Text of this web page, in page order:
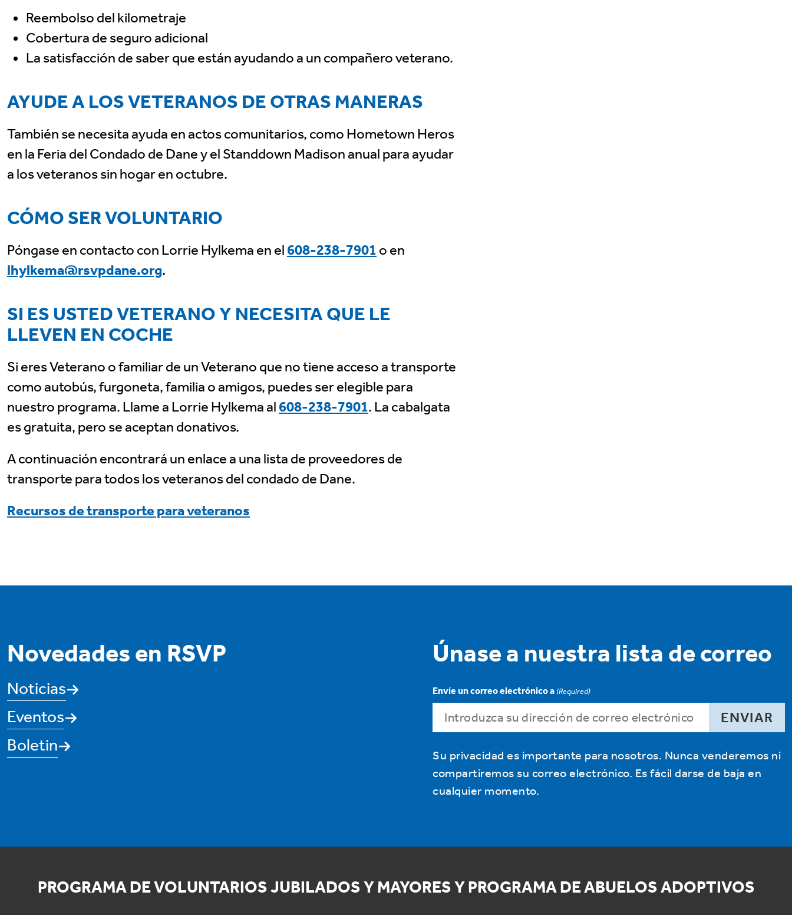
Reembolso del kilometraje
Cobertura de seguro adicional
La satisfacción de saber que están ayudando a un compañero veterano.
AYUDE A LOS VETERANOS DE OTRAS MANERAS
También se necesita ayuda en actos comunitarios, como Hometown Heros
en la Feria del Condado de Dane y el Standdown Madison anual para ayudar
a los veteranos sin hogar en octubre.
CÓMO SER VOLUNTARIO
Póngase en contacto con Lorrie Hylkema en el 608-238-7901 o en
lhylkema@rsvpdane.org.
SI ES USTED VETERANO Y NECESITA QUE LE
LLEVEN EN COCHE
Si eres Veterano o familiar de un Veterano que no tiene acceso a transporte
como autobús, furgoneta, familia o amigos, puedes ser elegible para
nuestro programa. Llame a Lorrie Hylkema al 608-238-7901. La cabalgata
es gratuita, pero se aceptan donativos.
A continuación encontrará un enlace a una lista de proveedores de
transporte para todos los veteranos del condado de Dane.
Recursos de transporte para veteranos
Novedades en RSVP
Noticias
Eventos
Boletin
Únase a nuestra lista de correo
Envíe un correo electrónico a (Required)
Su privacidad es importante para nosotros. Nunca venderemos ni
compartiremos su correo electrónico. Es fácil darse de baja en
cualquier momento.
PROGRAMA DE VOLUNTARIOS JUBILADOS Y MAYORES Y PROGRAMA DE ABUELOS ADOPTIVOS